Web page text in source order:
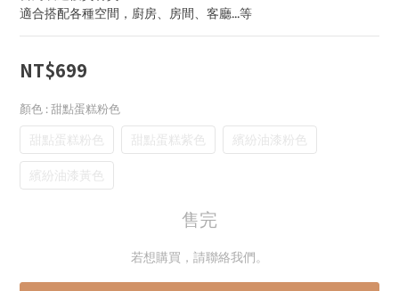
適合搭配各種空間，廚房、房間、客廳...等
NT$699
顏色 : 甜點蛋糕粉色
甜點蛋糕粉色 甜點蛋糕紫色 繽紛油漆粉色
繽紛油漆黃色
售完
若想購買，請聯絡我們。